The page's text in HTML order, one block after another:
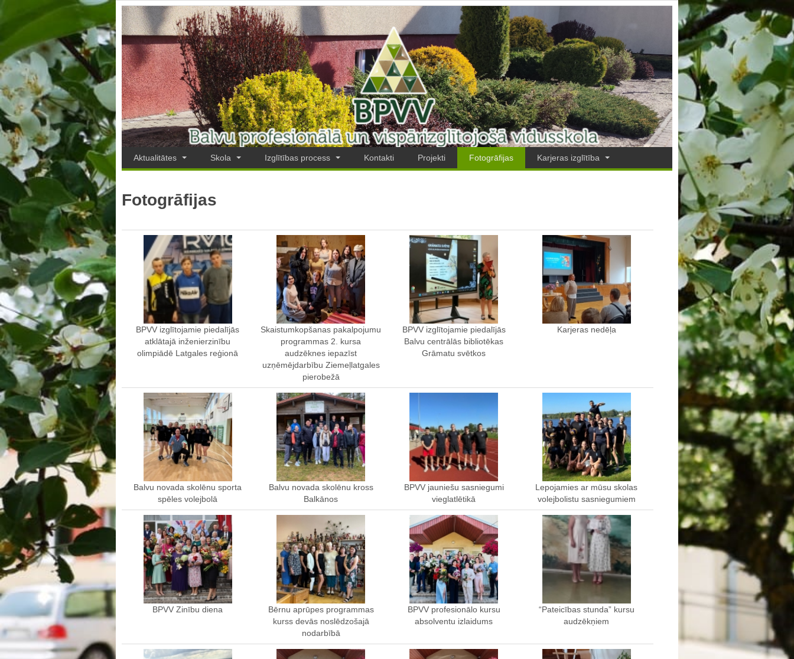
Aktualitātes Skola Izglītības process Kontakti Projekti Fotogrāfijas Karjeras izglītība
Fotogrāfijas
BPVV izglītojamie piedalījās
atklātajā inženierzinību
olimpiādē Latgales reģionā
Skaistumkopšanas pakalpojumu
programmas 2. kursa
audzēknes iepazīst
uzņēmējdarbību Ziemeļlatgales
pierobežā
BPVV izglītojamie piedalījās
Balvu centrālās bibliotēkas
Grāmatu svētkos
Karjeras nedēļa
Balvu novada skolēnu sporta
spēles volejbolā
Balvu novada skolēnu kross
Balkānos
BPVV jauniešu sasniegumi
vieglatlētikā
Lepojamies ar mūsu skolas
volejbolistu sasniegumiem
BPVV Zinību diena
Bērnu aprūpes programmas
kurss devās noslēdzošajā
nodarbībā
BPVV profesionālo kursu
absolventu izlaidums
“Pateicības stunda” kursu
audzēkņiem